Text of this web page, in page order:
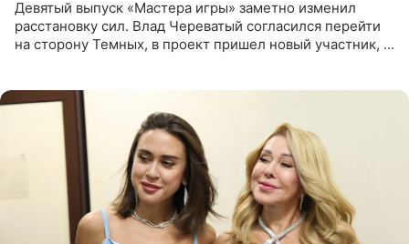
Девятый выпуск «Мастера игры» заметно изменил
расстановку сил. Влад Череватый согласился перейти
на сторону Темных, в проект пришел новый участник, а